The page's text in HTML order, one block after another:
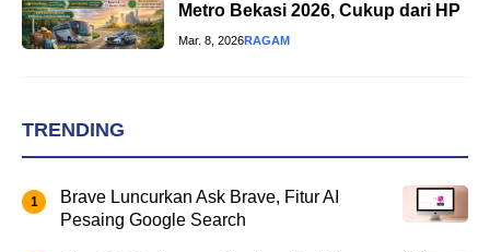
Metro Bekasi 2026, Cukup dari HP
Mar. 8, 2026RAGAM
TRENDING
Brave Luncurkan Ask Brave, Fitur AI
Pesaing Google Search